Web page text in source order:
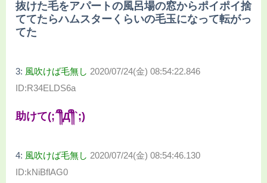
抜けた毛をアパートの風呂場の窓からポイポイ捨
ててたらハムスターくらいの毛玉になって転がっ
てた
3: 風吹けば毛無し 2020/07/24(金) 08:54:22.846
ID:R34ELDS6a
助けて(;´༎ຶД༎ຶ`;)
4: 風吹けば毛無し 2020/07/24(金) 08:54:46.130
ID:kNiBflAG0